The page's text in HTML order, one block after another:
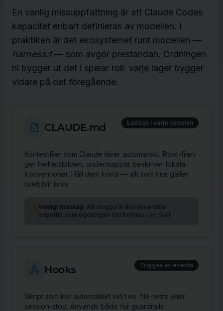
En vanlig missuppfattning är att Claude Codes
kapacitet enbart definieras av modellen. I
praktiken är det ekosystemet runt modellen —
harness:t— som avgör prestandan. Ordningen
ni bygger ut det i spelar roll: varje lager bygger
vidare på det föregående.
CLAUDE.md Laddas i varje session
Kontextfiler som Claude läser automatiskt. Root-filen
ger helhetsbilden, undermappar beskriver lokala
konventioner. Håll dem korta — allt som inte gäller
brett blir brus.
Vanligt misstag: Att stoppa in återanvändbar
expertis som egentligen hör hemma i en Skill.
Hooks Triggas av events
Skript som kör automatiskt vid t.ex. file-write eller
session-stop. Används både för guardrails